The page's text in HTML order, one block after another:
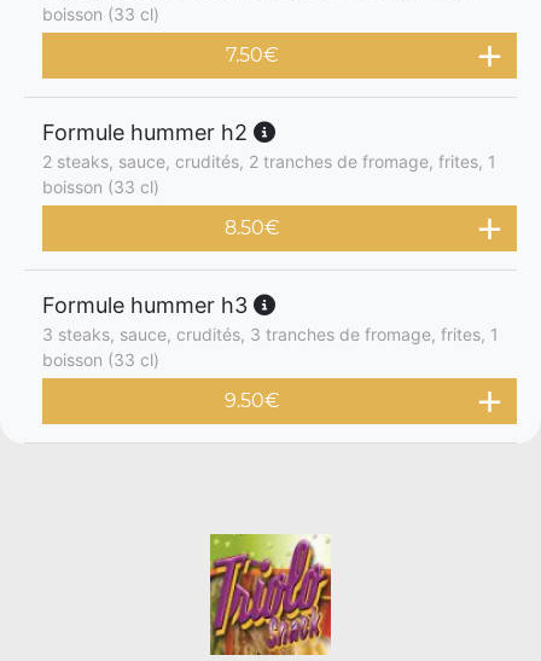
boisson (33 cl)
7.50€
Formule hummer h2
2 steaks, sauce, crudités, 2 tranches de fromage, frites, 1
boisson (33 cl)
8.50€
Formule hummer h3
3 steaks, sauce, crudités, 3 tranches de fromage, frites, 1
boisson (33 cl)
9.50€